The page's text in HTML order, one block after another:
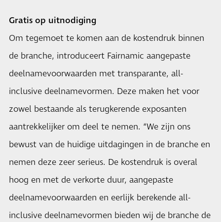
Gratis op uitnodiging
Om tegemoet te komen aan de kostendruk binnen
de branche, introduceert Fairnamic aangepaste
deelnamevoorwaarden met transparante, all-
inclusive deelnamevormen. Deze maken het voor
zowel bestaande als terugkerende exposanten
aantrekkelijker om deel te nemen. “We zijn ons
bewust van de huidige uitdagingen in de branche en
nemen deze zeer serieus. De kostendruk is overal
hoog en met de verkorte duur, aangepaste
deelnamevoorwaarden en eerlijk berekende all-
inclusive deelnamevormen bieden wij de branche de